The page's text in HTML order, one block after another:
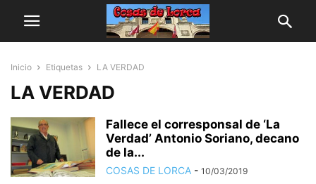
Inicio Etiquetas LA VERDAD
LA VERDAD
Fallece el corresponsal de ‘La
Verdad’ Antonio Soriano, decano
de la...
COSAS DE LORCA - 10/03/2019